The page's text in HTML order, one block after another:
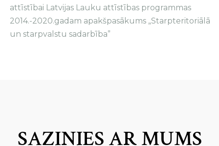
attīstībai Latvijas Lauku attīstības programmas
2014.-2020.gadam apakšpasākums „Starpteritoriālā
un starpvalstu sadarbība”
SAZINIES AR MUMS